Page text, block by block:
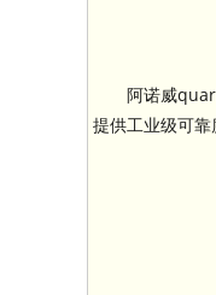
阿诺威
提供工业级可靠